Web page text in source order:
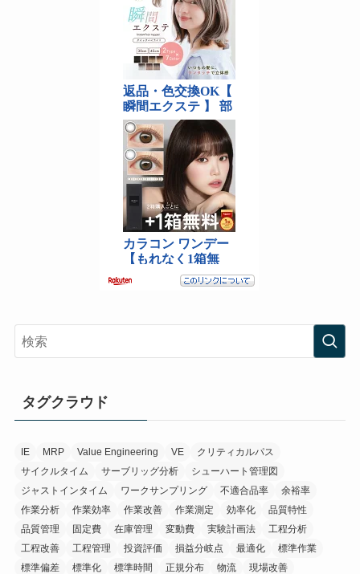
タグクラウド
IE MRP Value Engineering VE
クリティカルパス
サイクルタイム
サーブリッグ分析
シューハート管理図
ジャストインタイム
ワークサンプリング 不適合品率
余裕率
作業分析
作業効率 作業改善 作業測定 効率化
品質特性
品質管理
固定費 在庫管理 変動費 実験計画法
工程分析
工程改善
工程管理 投資評価 損益分岐点 最適化
標準作業
標準偏差
標準化 標準時間 正規分布 物流
現場改善